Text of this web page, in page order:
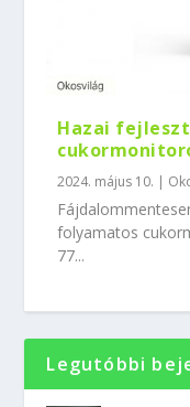
Hazai
2024. május 10. |
folyamatos
77...
Legutóbbi